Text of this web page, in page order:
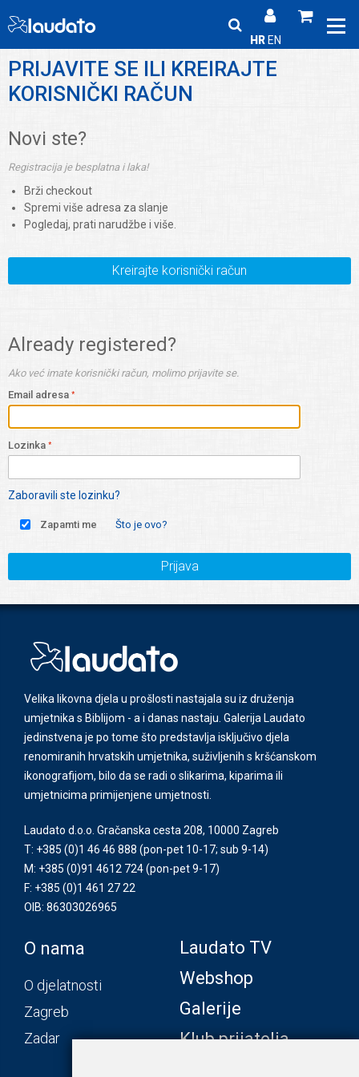
HR EN
PRIJAVITE SE ILI KREIRAJTE
KORISNIČKI RAČUN
Novi ste?
Registracija je besplatna i laka!
Brži checkout
Spremi više adresa za slanje
Pogledaj, prati narudžbe i više.
Kreirajte korisnički račun
Already registered?
Ako već imate korisnički račun, molimo prijavite se.
Email adresa
Lozinka
Zaboravili ste lozinku?
Zapamti me Što je ovo?
Prijava
Velika likovna djela u prošlosti nastajala su iz druženja
umjetnika s Biblijom - a i danas nastaju. Galerija Laudato
jedinstvena je po tome što predstavlja isključivo djela
renomiranih hrvatskih umjetnika, suživljenih s kršćanskom
ikonografijom, bilo da se radi o slikarima, kiparima ili
umjetnicima primijenjene umjetnosti.
Laudato d.o.o. Gračanska cesta 208, 10000 Zagreb
T: +385 (0)1 46 46 888 (pon-pet 10-17; sub 9-14)
M: +385 (0)91 4612 724(pon-pet 9-17)
F: +385 (0)1 461 27 22
OIB: 86303026965
O nama
O djelatnosti
Zagreb
Zadar
Laudato TV
Webshop
Galerije
Klub prijatelja